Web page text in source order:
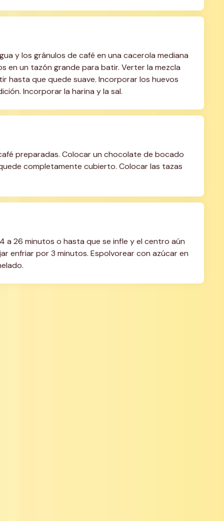
y los gránulos de café en una cacerola mediana
en un tazón grande para batir. Verter la mezcla
hasta que quede suave. Incorporar los huevos
Incorporar la harina y la sal.
preparadas. Colocar un chocolate de bocado
completamente cubierto. Colocar las tazas
a 26 minutos o hasta que se infle y el centro aún
enfriar por 3 minutos. Espolvorear con azúcar en